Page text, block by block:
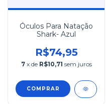
Óculos Para Natação
Shark- Azul
R$74,95
7 x de R$10,71 sem juros
COMPRAR